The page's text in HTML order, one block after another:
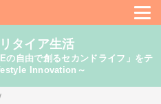
タイア生活
の自由で創るセカンドライフ」をテ
Innovation～